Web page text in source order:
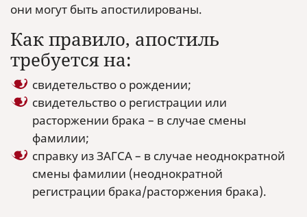
они могут быть апостилированы.
Как правило, апостиль
требуется на:
свидетельство о рождении;
свидетельство о регистрации или
расторжении брака – в случае смены
фамилии;
справку из ЗАГСА – в случае неоднократной
смены фамилии (неоднократной
регистрации брака/расторжения брака).